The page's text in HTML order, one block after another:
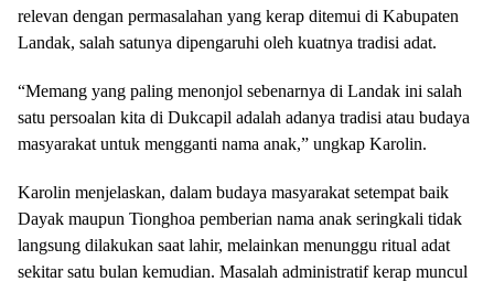
relevan dengan permasalahan yang kerap ditemui di Kabupaten
Landak, salah satunya dipengaruhi oleh kuatnya tradisi adat.
“Memang yang paling menonjol sebenarnya di Landak ini salah
satu persoalan kita di Dukcapil adalah adanya tradisi atau budaya
masyarakat untuk mengganti nama anak,” ungkap Karolin.
Karolin menjelaskan, dalam budaya masyarakat setempat baik
Dayak maupun Tionghoa pemberian nama anak seringkali tidak
langsung dilakukan saat lahir, melainkan menunggu ritual adat
sekitar satu bulan kemudian. Masalah administratif kerap muncul